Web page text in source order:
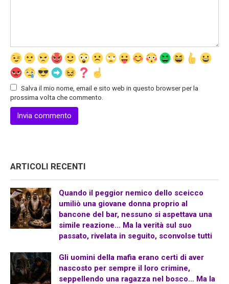
Salva il mio nome, email e sito web in questo browser per la
prossima volta che commento.
ARTICOLI RECENTI
Quando il peggior nemico dello sceicco
umiliò una giovane donna proprio al
bancone del bar, nessuno si aspettava una
simile reazione… Ma la verità sul suo
passato, rivelata in seguito, sconvolse tutti
Gli uomini della mafia erano certi di aver
nascosto per sempre il loro crimine,
seppellendo una ragazza nel bosco… Ma la